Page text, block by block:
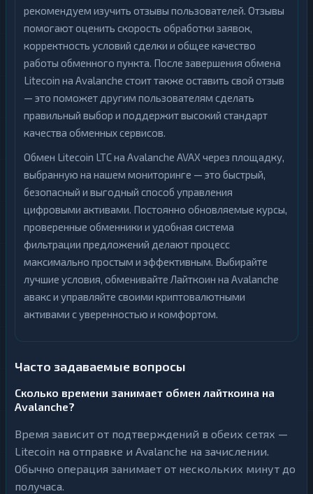
рекомендуем изучить отзывы пользователей. Отзывы
помогают оценить скорость обработки заявок,
корректность условий сделки и общее качество
работы обменного пункта. После завершения обмена
Litecoin на Avalanche стоит также оставить свой отзыв
— это поможет другим пользователям сделать
правильный выбор и поддержит высокий стандарт
качества обменных сервисов.
Обмен Litecoin LTC на Avalanche AVAX через площадку,
выбранную на нашем мониторинге — это быстрый,
безопасный и выгодный способ управления
цифровыми активами. Постоянно обновляемые курсы,
проверенные обменники и удобная система
фильтрации предложений делают процесс
максимально простым и эффективным. Выбирайте
лучшие условия, обменивайте Лайткоин на Avalanche
авакс и управляйте своими криптовалютными
активами с уверенностью и комфортом.
Часто задаваемые вопросы
Сколько времени занимает обмен лайткоина на
Avalanche?
Время зависит от подтверждений в обеих сетях —
Litecoin на отправке и Avalanche на зачислении.
Обычно операция занимает от нескольких минут до
получаса.